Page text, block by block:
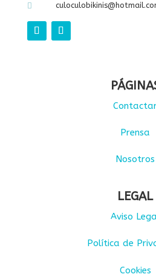

Prensa
Nosotros
LEGAL
Aviso
Política de
Cookies